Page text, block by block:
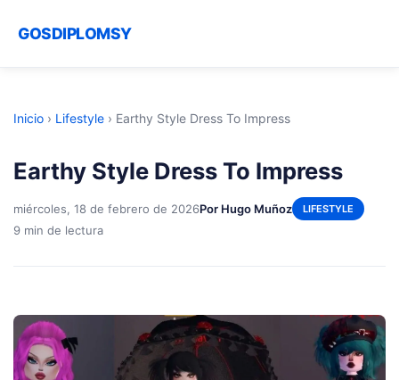
GOSDIPLOMSY
Inicio › Lifestyle › Earthy Style Dress To Impress
Earthy Style Dress To Impress
miércoles, 18 de febrero de 2026Por Hugo Muñoz LIFESTYLE
9 min de lectura